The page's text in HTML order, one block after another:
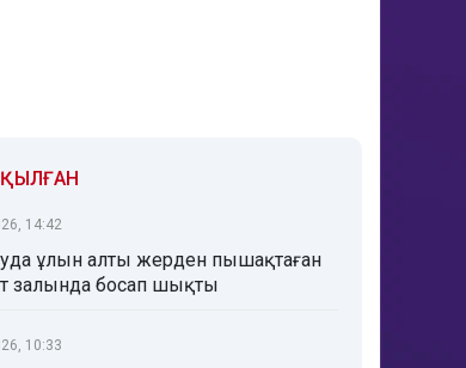
14:42
ұлын алты жерден пышақтаған
залында босап шықты
10:33